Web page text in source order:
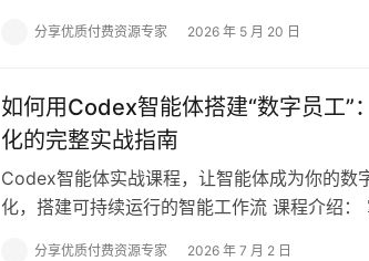
分享优质付费资源专家 2026 年 5 月 20 日
如何用Codex智能体搭建“数字员工”
化的完整实战指南
Codex智能体实战课程，让智能体成为你的数
化，搭建可持续运行的智能工作流 课程介绍
分享优质付费资源专家 2026 年 7 月 2 日